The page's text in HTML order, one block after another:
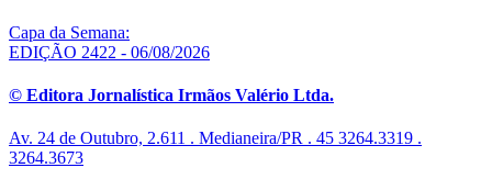
Capa da Semana:
EDIÇÃO 2422 - 06/08/2026
© Editora Jornalística Irmãos Valério Ltda.
Av. 24 de Outubro, 2.611 . Medianeira/PR . 45 3264.3319 .
3264.3673